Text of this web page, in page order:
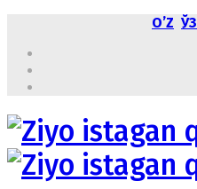
OʼZ ЎЗ